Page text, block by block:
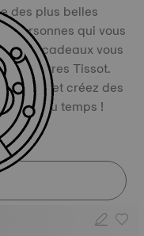
des plus belles
personnes qui vous
de cadeaux vous
montres Tissot.
et créez des
du temps !